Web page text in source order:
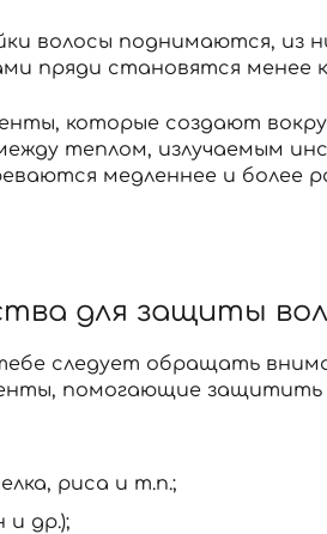
волосы поднимаются, из
пряди становятся менее
которые создают
теплом, излучаемым
медленнее и более
для защиты
следует обращать
помогающие защитить
риса и т.п.;
и др.);